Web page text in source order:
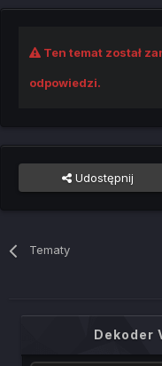
Ten temat został
odpowiedzi.
Udostępnij
Tematy
Dekoder